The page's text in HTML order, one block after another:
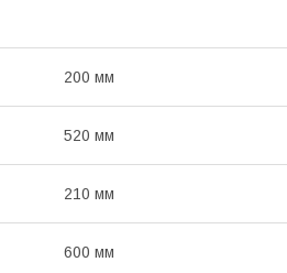
200 мм
520 мм
210 мм
600 мм